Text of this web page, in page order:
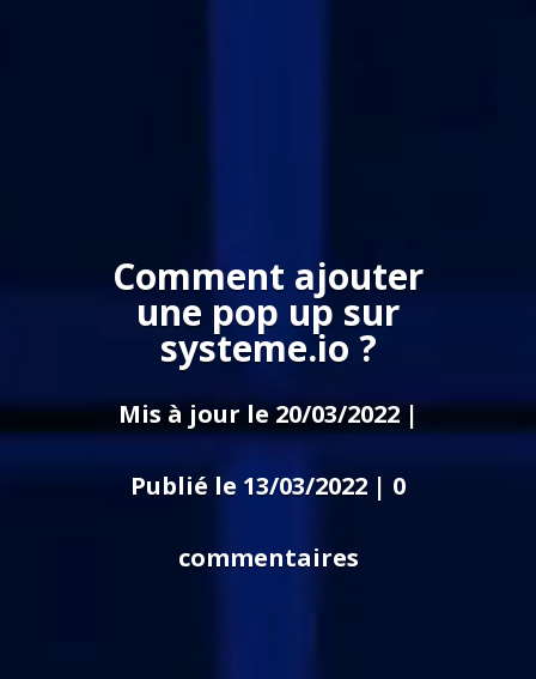
Comment ajouter
une pop up sur
systeme.io ?
Mis à jour le 20/03/2022 |
Publié le 13/03/2022 | 0
commentaires